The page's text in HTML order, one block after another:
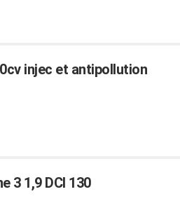
injec et antipollution
3 1,9 DCI 130